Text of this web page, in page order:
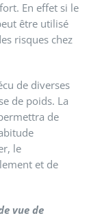
En effet si le
être utilisé
risques chez
de diverses
de poids. La
de
le
et de
vue de